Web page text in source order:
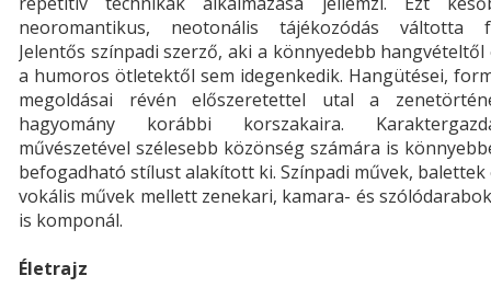
neoromantikus, neotonális tájékozódás váltotta
Jelentős színpadi szerző, aki a könnyedebb hangvételtől
a humoros ötletektől sem idegenkedik. Hangütései,
megoldásai révén előszeretettel utal a
hagyomány korábbi korszakaira.
művészetével szélesebb közönség számára is
befogadható stílust alakított ki. Színpadi művek, balettek
vokális művek mellett zenekari, kamara- és
is komponál.
Életrajz